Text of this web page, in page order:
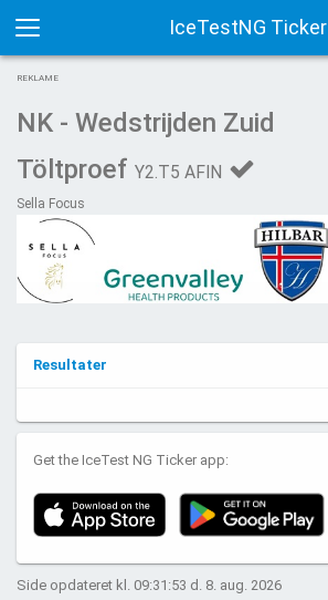
IceTestNG Ticker
Toggle
navigation
REKLAME
NK - Wedstrijden Zuid
Töltproef Y2.T5 AFIN
Sella Focus
Resultater
Get the IceTest NG Ticker app:
Side opdateret kl. 09:31:53 d. 8. aug. 2026